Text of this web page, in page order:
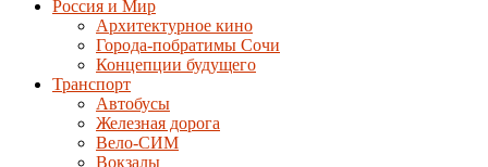
Россия и Мир
Архитектурное кино
Города-побратимы Сочи
Концепции будущего
Транспорт
Автобусы
Железная дорога
Вело-СИМ
Вокзалы